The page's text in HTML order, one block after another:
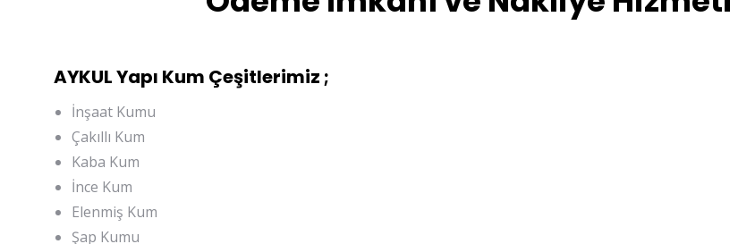
AYKUL Yapı Kum Çeşitlerimiz ;
İnşaat Kumu
Çakıllı Kum
Kaba Kum
İnce Kum
Elenmiş Kum
Şap Kumu